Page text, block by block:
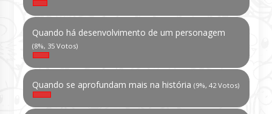
Quando há desenvolvimento de um personagem
(8%, 35 Votos)
Quando se aprofundam mais na história (9%, 42 Votos)